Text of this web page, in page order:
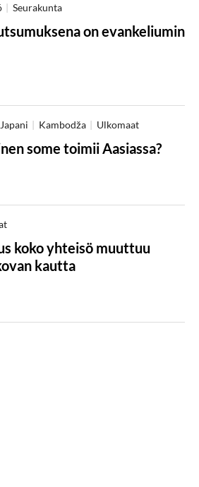
Seurakunta
on evankeliumin
Japani Kambodža Ulkomaat
some toimii Aasiassa?
koko yhteisö muuttuu
kautta